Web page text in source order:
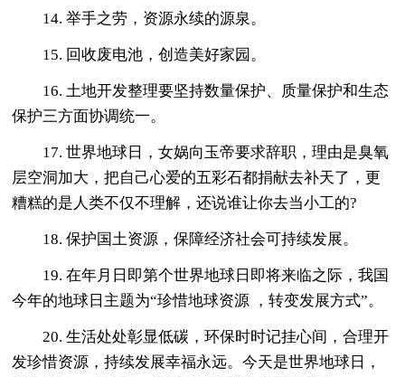
14. 举手之劳，资源永续的源泉。
15. 回收废电池，创造美好家园。
16. 土地开发整理要坚持数量保护、质量保护和生态
保护三方面协调统一。
17. 世界地球日，女娲向玉帝要求辞职，理由是臭氧
层空洞加大，把自己心爱的五彩石都捐献去补天了，更
糟糕的是人类不仅不理解，还说谁让你去当小工的?
18. 保护国土资源，保障经济社会可持续发展。
19. 在年月日即第个世界地球日即将来临之际，我国
今年的地球日主题为“珍惜地球资源 ，转变发展方式”。
20. 生活处处彰显低碳，环保时时记挂心间，合理开
发珍惜资源，持续发展幸福永远。今天是世界地球日，